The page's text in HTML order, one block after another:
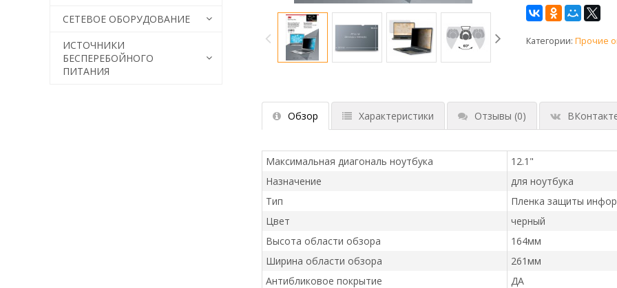
Категории: Прочие
Обзор Характеристики Отзывы (0)
Максимальная диагональ ноутбука
12.1"
Назначение
для ноутбука
Тип
Пленка защиты
Цвет
черный
Высота области обзора
164мм
Ширина области обзора
261мм
Антибликовое покрытие
ДА
СЕТЕВОЕ ОБОРУДОВАНИЕ
ИСТОЧНИКИ
БЕСПЕРЕБОЙНОГО
ПИТАНИЯ